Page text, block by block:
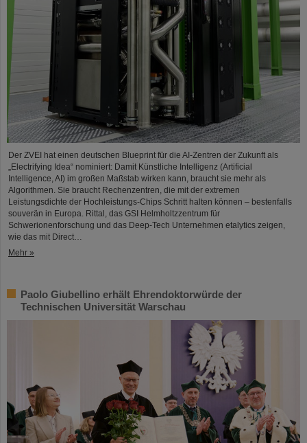
Der ZVEI hat einen deutschen Blueprint für die AI-Zentren der Zukunft als
„Electrifying Idea“ nominiert: Damit Künstliche Intelligenz (Artificial
Intelligence, AI) im großen Maßstab wirken kann, braucht sie mehr als
Algorithmen. Sie braucht Rechenzentren, die mit der extremen
Leistungsdichte der Hochleistungs-Chips Schritt halten können – bestenfalls
souverän in Europa. Rittal, das GSI Helmholtzzentrum für
Schwerionenforschung und das Deep-Tech Unternehmen etalytics zeigen,
wie das mit Direct…
Mehr »
Paolo Giubellino erhält Ehrendoktorwürde der
Technischen Universität Warschau